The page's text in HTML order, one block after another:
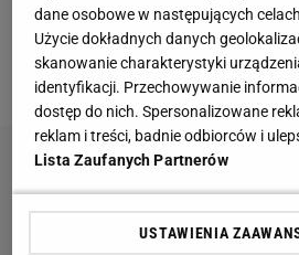
niemal 8 tys. m, ubrany we frak,
obiad przy stoliku
którego następnie wyskoczył...
dane osobowe w następujących
Użycie dokładnych danych
skanowanie charakterystyki
identyfikacji. Przechowywanie
dostęp do nich. Spersonalizowane
reklam i treści, badnie odbiorców i
Lista Zaufanych Partnerów
USTAWIENIA